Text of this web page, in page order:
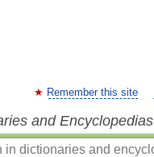
Remember this site
and Encyclopedias